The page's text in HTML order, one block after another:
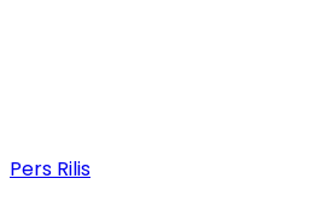
Pers Rilis